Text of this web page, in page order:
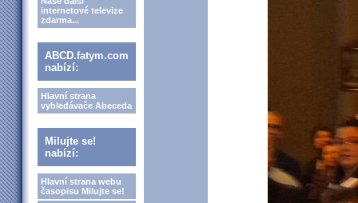
internetové televize
zdarma...
ABCD.fatym.com
nabízí:
Hlavní strana
vyhledávače Abeceda
Milujte se!
nabízí:
Hlavní strana webu
časopisu Milujte se!